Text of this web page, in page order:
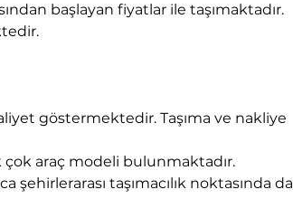
başlayan fiyatlar ile taşımaktadır.
göstermektedir. Taşıma ve nakliye
araç modeli bulunmaktadır.
taşımacılık noktasında da